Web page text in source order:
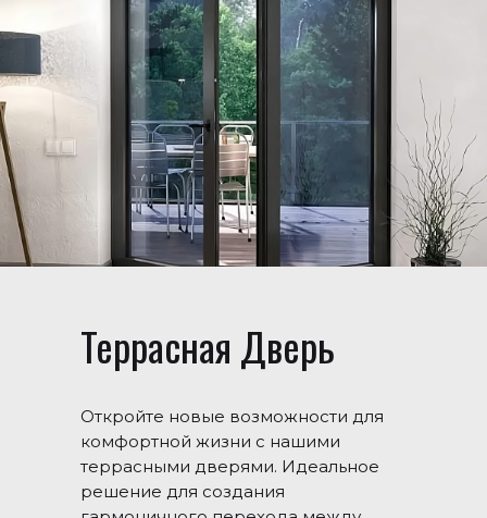
Террасная Дверь
Откройте новые возможности для
комфортной жизни с нашими
террасными дверями. Идеальное
решение для создания